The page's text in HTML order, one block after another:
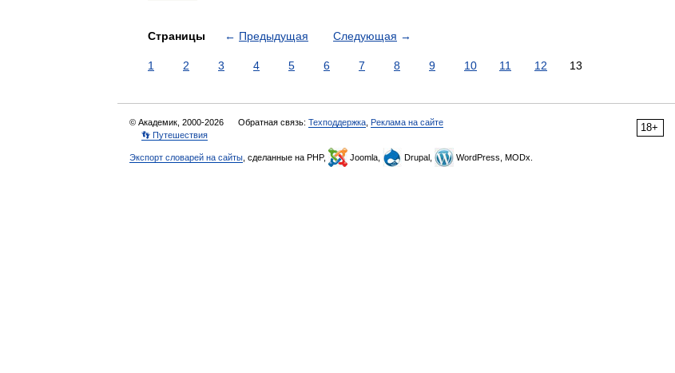
Страницы ← Предыдущая Следующая →
1 2 3 4 5 6 7 8 9 10 11 12 13
18+
© Академик, 2000-2026 Обратная связь: Техподдержка Реклама на сайте
👣 Путешествия
Экспорт словарей на сайты , сделанные на PHP, Joomla, Drupal, WordPress, MODx.